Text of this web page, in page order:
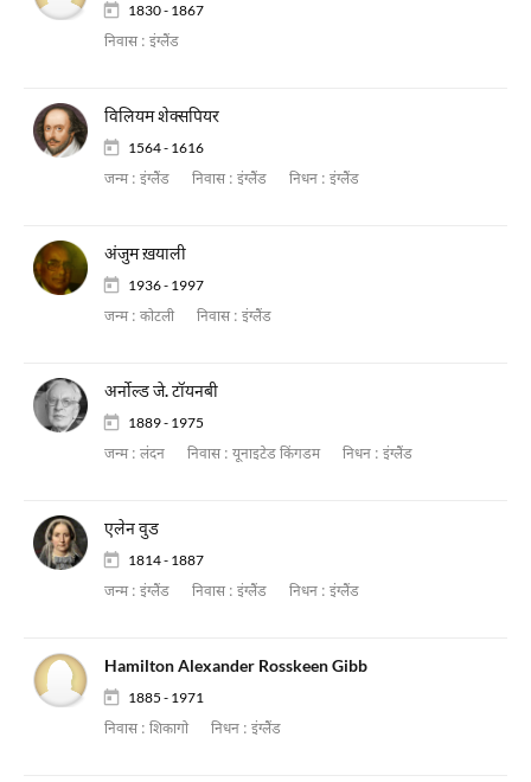
1830 - 1867
निवास : इंग्लैंड
विलियम शेक्सपियर
1564 - 1616
जन्म : इंग्लैंड निवास : इंग्लैंड निधन : इंग्लैंड
अंजुम ख़याली
1936 - 1997
जन्म : कोटली निवास : इंग्लैंड
अर्नोल्ड जे. टॉयनबी
1889 - 1975
जन्म : लंदन निवास : यूनाइटेड किंगडम निधन : इंग्लैंड
एलेन वुड
1814 - 1887
जन्म : इंग्लैंड निवास : इंग्लैंड निधन : इंग्लैंड
Hamilton Alexander Rosskeen Gibb
1885 - 1971
निवास : शिकागो निधन : इंग्लैंड